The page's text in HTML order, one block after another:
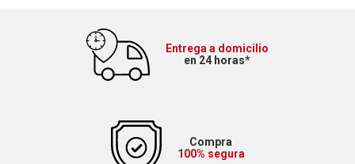
Entrega a domicilio
en 24 horas*
Compra
100% segura